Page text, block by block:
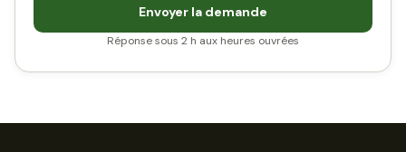
Envoyer la demande
Réponse sous 2 h aux heures ouvrées